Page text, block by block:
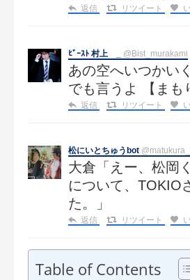
返信 リツイート
ﾋﾞｰｽﾄ 村上 _ @Bist_murakami
あの空へいつかい
でも言うよ 【まも
返信 リツイート
松にいとちゅうbot
大倉「えー、松岡
について、TOKIO
た。」
返信 リツイート
Table of Contents